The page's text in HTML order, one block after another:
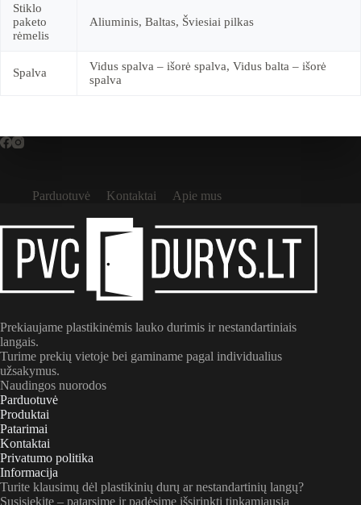
Stiklo
paketo
rėmelis
Aliuminis, Baltas, Šviesiai pilkas
Spalva
Vidus spalva – išorė spalva, Vidus balta – išorė
spalva
Parduotuvė Kontaktai Apie mus
Prekiaujame plastikinėmis lauko durimis ir nestandartiniais
langais.
Turime prekių vietoje bei gaminame pagal individualius
užsakymus.
Naudingos nuorodos
Parduotuvė
Produktai
Patarimai
Kontaktai
Privatumo politika
Informacija
Turite klausimų dėl plastikinių durų ar nestandartinių langų?
Susisiekite – patarsime ir padėsime išsirinkti tinkamiausią